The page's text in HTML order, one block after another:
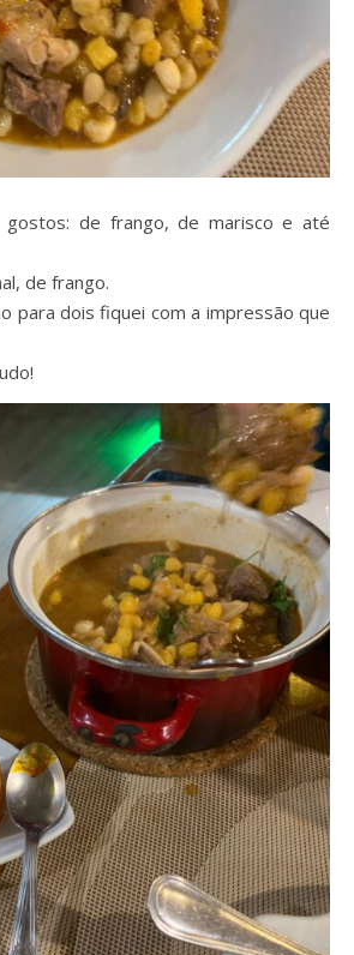
de frango, de marisco e até
de frango.
para dois fiquei com a impressão que